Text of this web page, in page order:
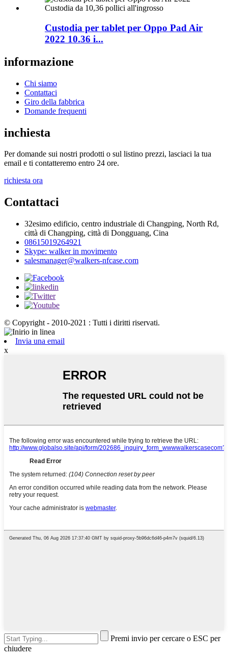
Custodia per tablet per Oppo Pad Air
2022 10.36 i...
informazione
Chi siamo
Contattaci
Giro della fabbrica
Domande frequenti
inchiesta
Per domande sui nostri prodotti o sul listino prezzi, lasciaci la tua
email e ti contatteremo entro 24 ore.
richiesta ora
Contattaci
32esimo edificio, centro industriale di Changping, North Rd,
città di Changping, città di Dongguang, Cina
08615019264921
Skype: walker in movimento
salesmanager@walkers-nfcase.com
© Copyright - 2010-2021 : Tutti i diritti riservati.
Invia una email
x
Premi invio per cercare o ESC per
chiudere